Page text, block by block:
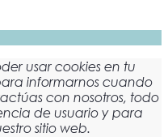
usar cookies en tu
informarnos cuando
con nosotros, todo
de usuario y para
sitio web.